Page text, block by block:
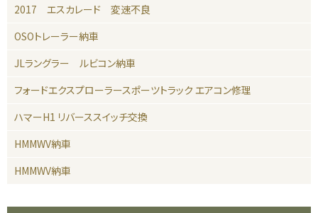
2017 エスカレード 変速不良
OSOトレーラー納車
JLラングラー ルビコン納車
フォードエクスプローラースポーツトラック エアコン修理
ハマーH1 リバーススイッチ交換
HMMWV納車
HMMWV納車